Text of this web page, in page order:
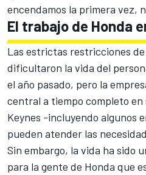
encendamos la primera vez,
El trabajo de Honda
Las estrictas restricciones
dificultaron la vida del
el año pasado, pero la
central a tiempo completo en
Keynes -incluyendo algunos
pueden atender las
Sin embargo, la vida ha sido
para la gente de Honda que